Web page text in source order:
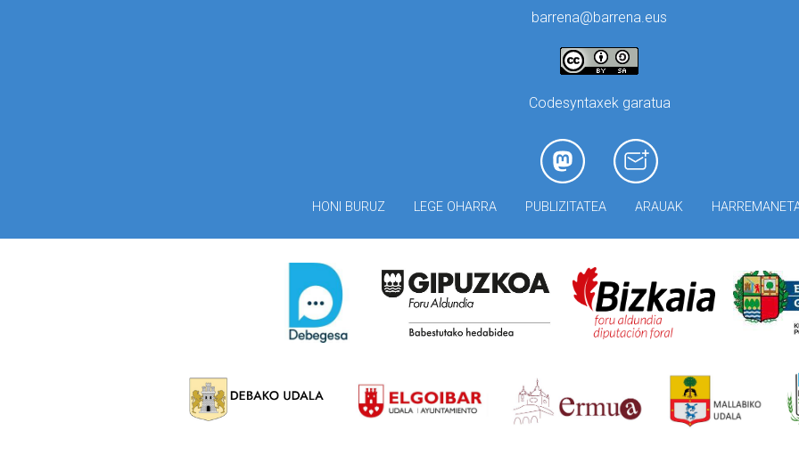
barrena@barrena.eus
Codesyntaxek garatua
HONI BURUZ LEGE OHARRA PUBLIZITATEA ARAUAK